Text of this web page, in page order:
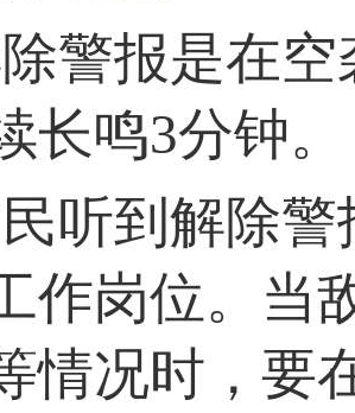
警报是在
长鸣3分钟。
听到解除
作岗位。当
情况时，要